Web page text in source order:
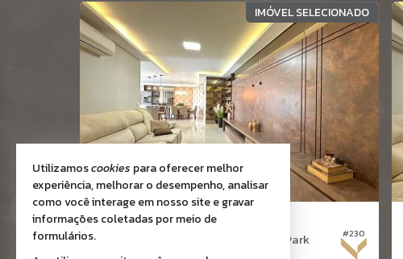
#554
IMÓVEL SELECIONADO
#230
ITAPEMA -CENTRO
Apartamento no Edifício Le Grand Park
Utilizamoscookies para oferecer melhor
experiência, melhorar o desempenho, analisar
como você interage em nosso site e gravar
informações coletadas por meio de
formulários.